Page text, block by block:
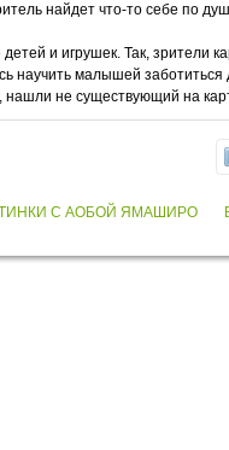
найдет что-то себе по
и игрушек. Так, зрители
научить малышей
нашли не существующий на
С АОБОЙ ЯМАШИРО